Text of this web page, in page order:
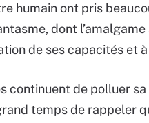
humain ont pris
dont
de ses capacités et
continuent de polluer
temps de rappeler